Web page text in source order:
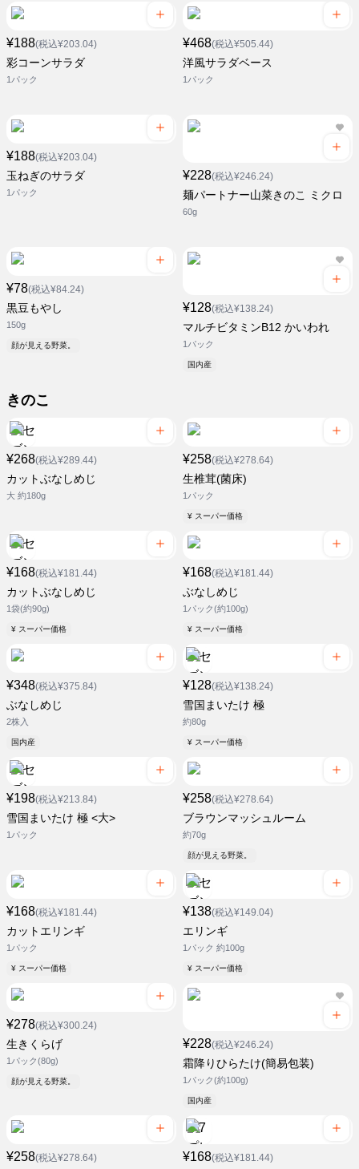
¥188(税込¥203.04)
彩コーンサラダ
1パック
¥468(税込¥505.44)
洋風サラダベース
1パック
¥188(税込¥203.04)
玉ねぎのサラダ
1パック
¥228(税込¥246.24)
麺パートナー山菜きのこ ミクロ
60g
¥78(税込¥84.24)
黒豆もやし
150g
顔が見える野菜。
¥128(税込¥138.24)
マルチビタミンB12 かいわれ
1パック
国内産
きのこ
¥268(税込¥289.44)
カットぶなしめじ
大 約180g
¥258(税込¥278.64)
生椎茸(菌床)
1パック
¥ スーパー価格
¥168(税込¥181.44)
カットぶなしめじ
1袋(約90g)
¥ スーパー価格
¥168(税込¥181.44)
ぶなしめじ
1パック(約100g)
¥ スーパー価格
¥348(税込¥375.84)
ぶなしめじ
2株入
国内産
¥128(税込¥138.24)
雪国まいたけ 極
約80g
¥ スーパー価格
¥198(税込¥213.84)
雪国まいたけ 極 <大>
1パック
¥258(税込¥278.64)
ブラウンマッシュルーム
約70g
顔が見える野菜。
¥168(税込¥181.44)
カットエリンギ
1パック
¥ スーパー価格
¥138(税込¥149.04)
エリンギ
1パック 約100g
¥ スーパー価格
¥278(税込¥300.24)
生きくらげ
1パック(80g)
顔が見える野菜。
¥228(税込¥246.24)
霜降りひらたけ(簡易包装)
1パック(約100g)
国内産
¥258(税込¥278.64) ¥168(税込¥181.44)